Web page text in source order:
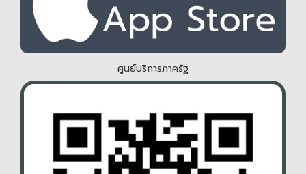
ศูนย์บริการภาครัฐ